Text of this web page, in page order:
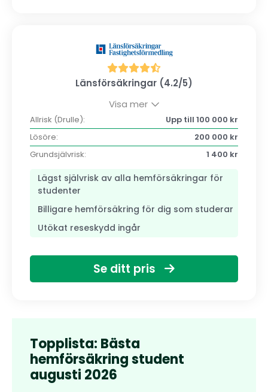
Länsförsäkringar (4.2/5)
Visa mer
Allrisk (Drulle):
Upp till 100 000 kr
Lösöre:
200 000 kr
Grundsjälvrisk:
1 400 kr
Lägst självrisk av alla hemförsäkringar för
studenter
Billigare hemförsäkring för dig som studerar
Utökat reseskydd ingår
Se ditt pris
Topplista: Bästa
hemförsäkring student
augusti 2026